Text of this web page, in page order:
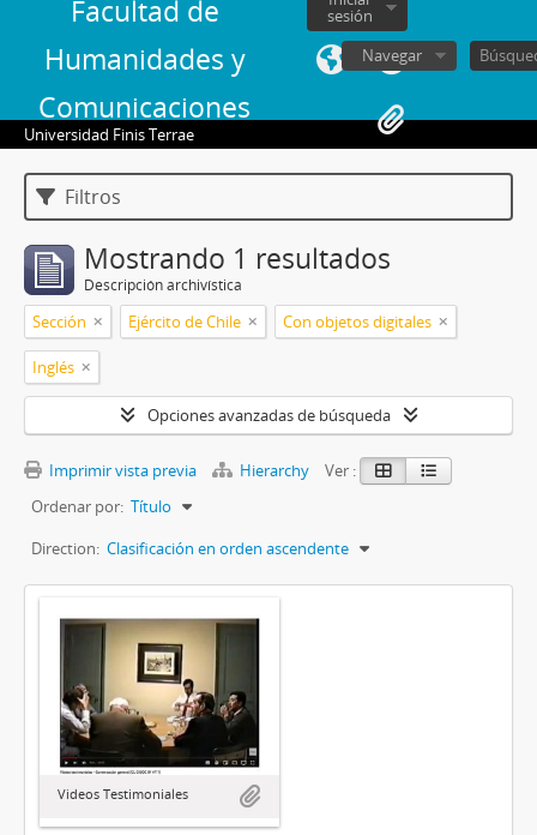
Facultad de
Humanidades y
Comunicaciones
sesión
Navegar
Universidad Finis Terrae
Filtros
Mostrando 1 resultados
Descripción archivística
Sección Ejército de Chile Con objetos digitales
Inglés
Opciones avanzadas de búsqueda
Imprimir vista previa Hierarchy
Ver :
Ordenar por: Título
Direction: Clasificación en orden ascendente
Videos Testimoniales